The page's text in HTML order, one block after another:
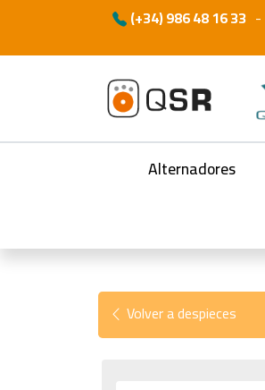
(+34) 986 48 16 33 -
Alternadores
Volver a despieces